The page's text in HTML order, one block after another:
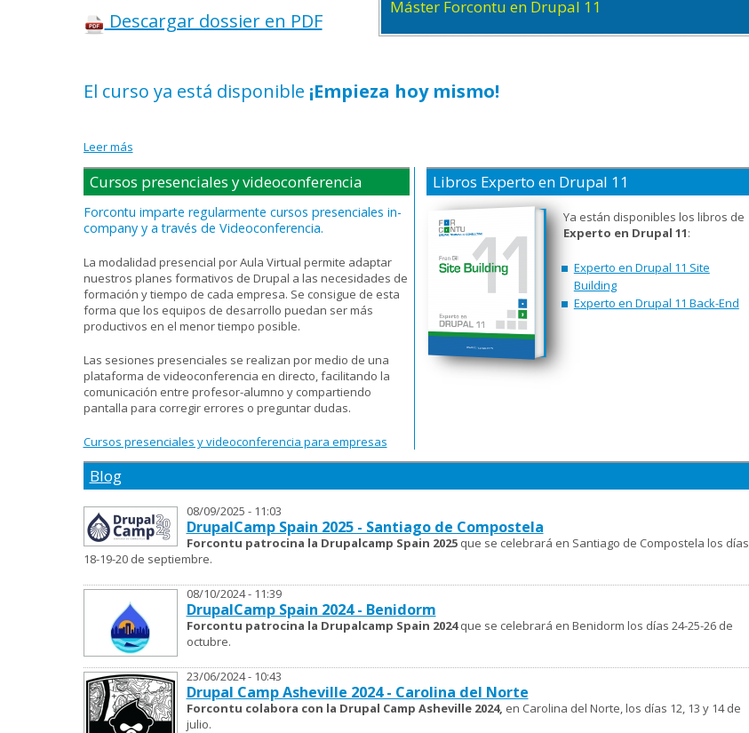
Máster Forcontu en Drupal 11
Descargar dossier en PDF
El curso ya está disponible ¡Empieza hoy mismo!
Leer más
Cursos presenciales y videoconferencia
Forcontu imparte regularmente cursos presenciales in-
company y a través de Videoconferencia.
La modalidad presencial por Aula Virtual permite adaptar
nuestros planes formativos de Drupal a las necesidades de
formación y tiempo de cada empresa. Se consigue de esta
forma que los equipos de desarrollo puedan ser más
productivos en el menor tiempo posible.
Las sesiones presenciales se realizan por medio de una
plataforma de videoconferencia en directo, facilitando la
comunicación entre profesor-alumno y compartiendo
pantalla para corregir errores o preguntar dudas.
Cursos presenciales y videoconferencia para empresas
Libros Experto en Drupal 11
Ya están disponibles los libros de
Experto en Drupal 11:
Experto en Drupal 11 Site
Building
Experto en Drupal 11 Back-End
Blog
08/09/2025 - 11:03
DrupalCamp Spain 2025 - Santiago de Compostela
Forcontu patrocina la Drupalcamp Spain 2025 que se celebrará en Santiago de Compostela los días
18-19-20 de septiembre.
08/10/2024 - 11:39
DrupalCamp Spain 2024 - Benidorm
Forcontu patrocina la Drupalcamp Spain 2024que se celebrará en Benidorm los días 24-25-26 de
octubre.
23/06/2024 - 10:43
Drupal Camp Asheville 2024 - Carolina del Norte
Forcontu colabora con la Drupal Camp Asheville 2024, en Carolina del Norte, los días 12, 13 y 14 de
julio.